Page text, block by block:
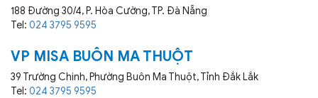
188 Đường 30/4, P. Hòa Cường, TP. Đà Nẵng
Tel: 024 3795 9595
VP MISA BUÔN MA THUỘT
39 Trường Chinh, Phường Buôn Ma Thuột, Tỉnh Đắk Lắk
Tel: 024 3795 9595